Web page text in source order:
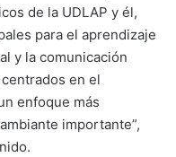
de la UDLAP y él,
para el aprendizaje
y la comunicación
en el
enfoque más
importante”,